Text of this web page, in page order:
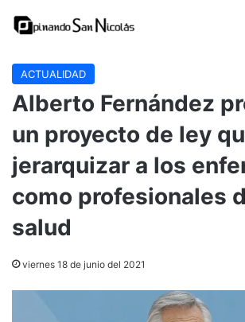
ACTUALIDAD
Alberto Fernández
un proyecto de ley
jerarquizar a los
como profesionales
salud
viernes 18 de junio del 2021